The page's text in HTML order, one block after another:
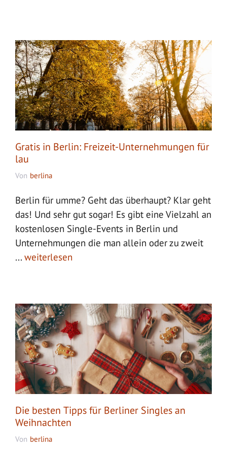
Gratis in Berlin: Freizeit-Unternehmungen für
lau
Von berlina
Berlin für umme? Geht das überhaupt? Klar geht
das! Und sehr gut sogar! Es gibt eine Vielzahl an
kostenlosen Single-Events in Berlin und
Unternehmungen die man allein oder zu zweit
... weiterlesen
Die besten Tipps für Berliner Singles an
Weihnachten
Von berlina